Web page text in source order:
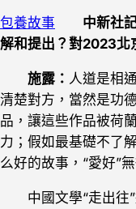
包養故事
中新社
解和提出？對2023北
施露： 人道是相
清楚對方，當然是功
品，讓這些作品被荷
力；假如最基礎不了
么好的故事，“愛好”
中國文學“走出往”